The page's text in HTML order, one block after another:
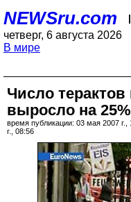
NEWSru.com |
четверг, 6 августа 2026
В мире
Число терактов
выросло на 25%
время публикации: 03 мая 2007
г., 08:56